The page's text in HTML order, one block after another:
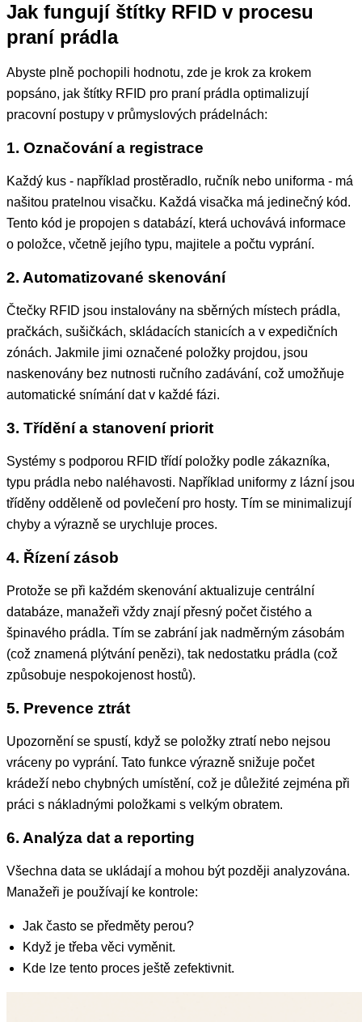
Jak fungují štítky RFID v procesu
praní prádla
Abyste plně pochopili hodnotu, zde je krok za krokem
popsáno, jak štítky RFID pro praní prádla optimalizují
pracovní postupy v průmyslových prádelnách:
1. Označování a registrace
Každý kus - například prostěradlo, ručník nebo uniforma - má
našitou pratelnou visačku. Každá visačka má jedinečný kód.
Tento kód je propojen s databází, která uchovává informace
o položce, včetně jejího typu, majitele a počtu vyprání.
2. Automatizované skenování
Čtečky RFID jsou instalovány na sběrných místech prádla,
pračkách, sušičkách, skládacích stanicích a v expedičních
zónách. Jakmile jimi označené položky projdou, jsou
naskenovány bez nutnosti ručního zadávání, což umožňuje
automatické snímání dat v každé fázi.
3. Třídění a stanovení priorit
Systémy s podporou RFID třídí položky podle zákazníka,
typu prádla nebo naléhavosti. Například uniformy z lázní jsou
tříděny odděleně od povlečení pro hosty. Tím se minimalizují
chyby a výrazně se urychluje proces.
4. Řízení zásob
Protože se při každém skenování aktualizuje centrální
databáze, manažeři vždy znají přesný počet čistého a
špinavého prádla. Tím se zabrání jak nadměrným zásobám
(což znamená plýtvání penězi), tak nedostatku prádla (což
způsobuje nespokojenost hostů).
5. Prevence ztrát
Upozornění se spustí, když se položky ztratí nebo nejsou
vráceny po vyprání. Tato funkce výrazně snižuje počet
krádeží nebo chybných umístění, což je důležité zejména při
práci s nákladnými položkami s velkým obratem.
6. Analýza dat a reporting
Všechna data se ukládají a mohou být později analyzována.
Manažeři je používají ke kontrole:
Jak často se předměty perou?
Když je třeba věci vyměnit.
Kde lze tento proces ještě zefektivnit.